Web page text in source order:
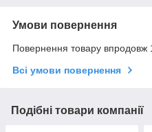
Умови повернення
Повернення товару впродовж
Всі умови повернення
Подібні товари компанії